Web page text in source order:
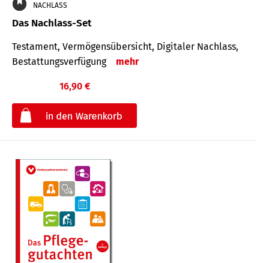
NACHLASS
Das Nachlass-Set
Testament, Vermögens­übersicht, Digitaler Nach­lass,
Bestat­tungs­ver­fügung
mehr
16,90 €